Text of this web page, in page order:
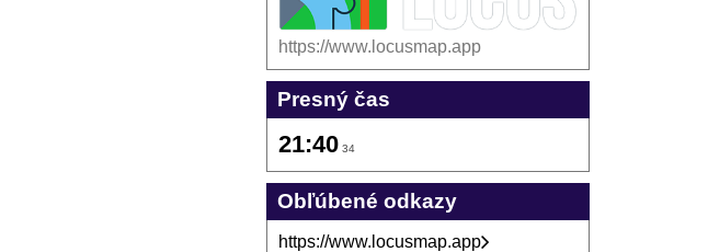
https://www.locusmap.app
Presný čas
21:40 34
Obľúbené odkazy
https://www.locusmap.app